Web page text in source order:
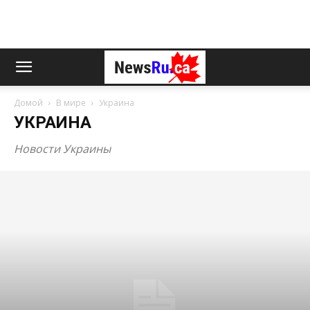
Домой В мире Украина
УКРАИНА
Новости Украины